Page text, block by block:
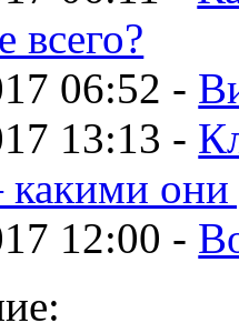
всего?
06:52 -
13:13 -
12:00 -